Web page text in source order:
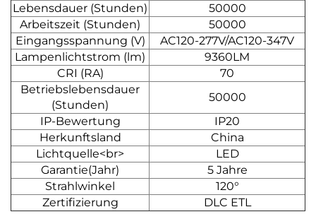
Lebensdauer (Stunden)
50000
Arbeitszeit (Stunden)
50000
Eingangsspannung (V)
AC120-277V/AC120-347V
Lampenlichtstrom (lm)
9360LM
CRI (RA)
70
Betriebslebensdauer
(Stunden)
50000
IP-Bewertung
IP20
Herkunftsland
China
Lichtquelle<br>
LED
Garantie(Jahr)
5 Jahre
Strahlwinkel
120°
Zertifizierung
DLC ETL